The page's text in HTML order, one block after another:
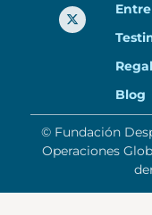
Blog
© Fundación
Operaciones